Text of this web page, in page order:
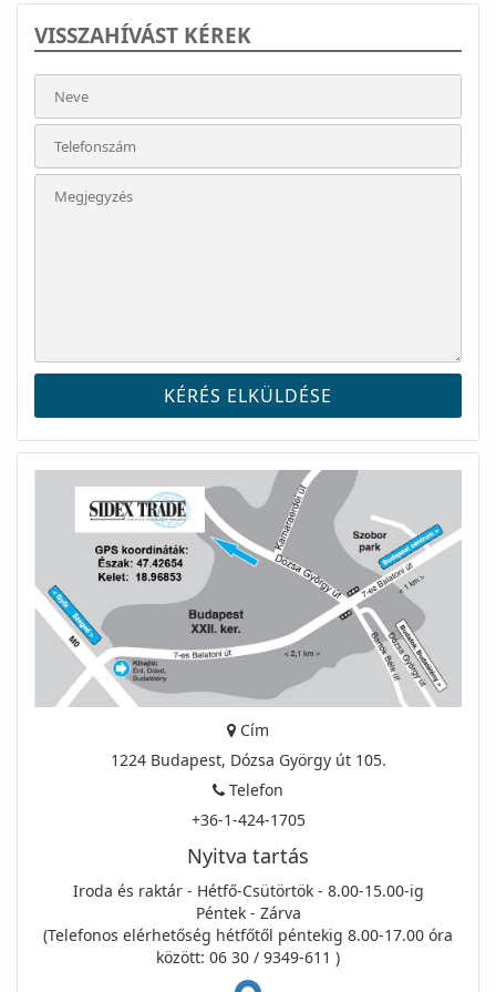
VISSZAHÍVÁST KÉREK
Cím
1224 Budapest, Dózsa György út 105.
Telefon
+36-1-424-1705
Nyitva tartás
Iroda és raktár - Hétfő-Csütörtök - 8.00-15.00-ig
Péntek - Zárva
(Telefonos elérhetőség hétfőtől péntekig 8.00-17.00 óra
között: 06 30 / 9349-611 )